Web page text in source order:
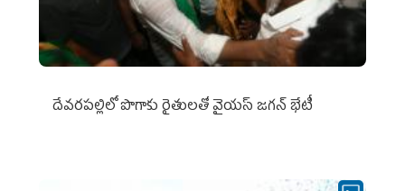
దేవరపల్లిలో పొగాకు రైతులతో వైయస్ జగన్ భేటీ